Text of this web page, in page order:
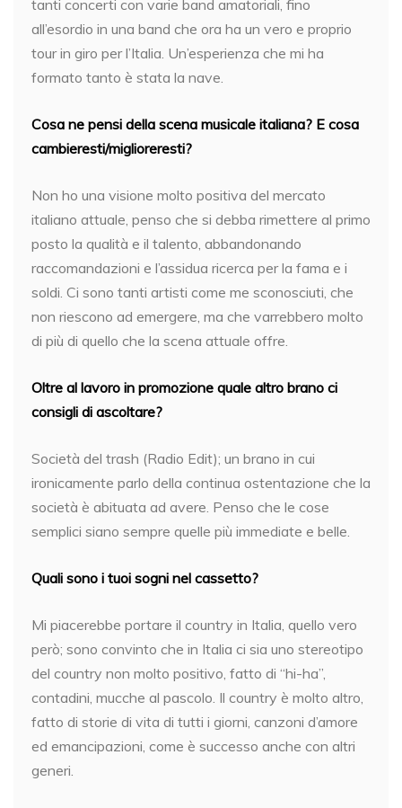
tanti concerti con varie band amatoriali, fino
all’esordio in una band che ora ha un vero e proprio
tour in giro per l’Italia. Un’esperienza che mi ha
formato tanto è stata la nave.
Cosa ne pensi della scena musicale italiana? E cosa
cambieresti/miglioreresti?
Non ho una visione molto positiva del mercato
italiano attuale, penso che si debba rimettere al primo
posto la qualità e il talento, abbandonando
raccomandazioni e l’assidua ricerca per la fama e i
soldi. Ci sono tanti artisti come me sconosciuti, che
non riescono ad emergere, ma che varrebbero molto
di più di quello che la scena attuale offre.
Oltre al lavoro in promozione quale altro brano ci
consigli di ascoltare?
Società del trash (Radio Edit); un brano in cui
ironicamente parlo della continua ostentazione che la
società è abituata ad avere. Penso che le cose
semplici siano sempre quelle più immediate e belle.
Quali sono i tuoi sogni nel cassetto?
Mi piacerebbe portare il country in Italia, quello vero
però; sono convinto che in Italia ci sia uno stereotipo
del country non molto positivo, fatto di “hi-ha”,
contadini, mucche al pascolo. Il country è molto altro,
fatto di storie di vita di tutti i giorni, canzoni d’amore
ed emancipazioni, come è successo anche con altri
generi.